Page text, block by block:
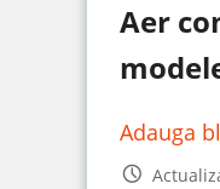
Aer
Adauga